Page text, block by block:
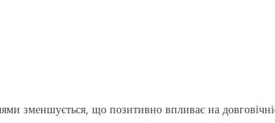
зменшується, що позитивно впливає на